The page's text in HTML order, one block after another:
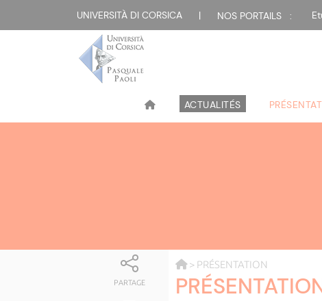
UNIVERSITÀ DI CORSICA | NOS PORTAILS :
ACTUALITÉS
PARTAGE
> PRÉSENTATION